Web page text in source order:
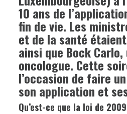
10 ans de
fin de vie. Les
et de la santé
ainsi que Bock
oncologue. Cette
l’occasion de faire
son application et
Qu’est-ce que la loi de